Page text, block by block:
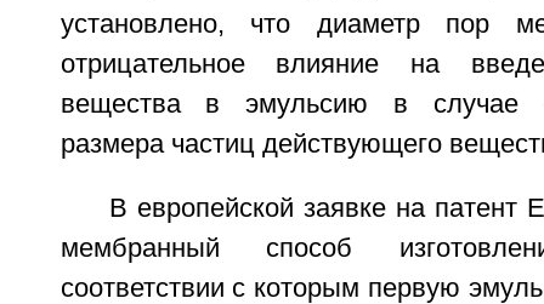
установлено, что диаметр пор
отрицательное влияние на
вещества в эмульсию в случае
размера частиц действующего
В европейской заявке на патент
мембранный способ
соответствии с которым первую